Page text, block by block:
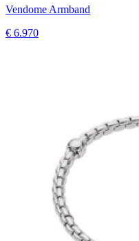
Vendome Armband
€ 6.970